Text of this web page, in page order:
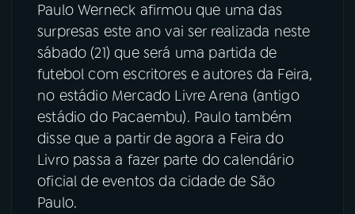
Paulo Werneck afirmou que uma das
surpresas este ano vai ser realizada neste
sábado (21) que será uma partida de
futebol com escritores e autores da Feira,
no estádio Mercado Livre Arena (antigo
estádio do Pacaembu). Paulo também
disse que a partir de agora a Feira do
Livro passa a fazer parte do calendário
oficial de eventos da cidade de São
Paulo.